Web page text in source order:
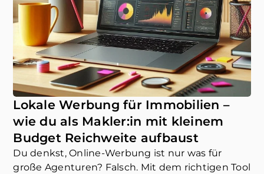
Lokale Werbung für Immobilien –
wie du als Makler:in mit kleinem
Budget Reichweite aufbaust
Du denkst, Online-Werbung ist nur was für
große Agenturen? Falsch. Mit dem richtigen Tool